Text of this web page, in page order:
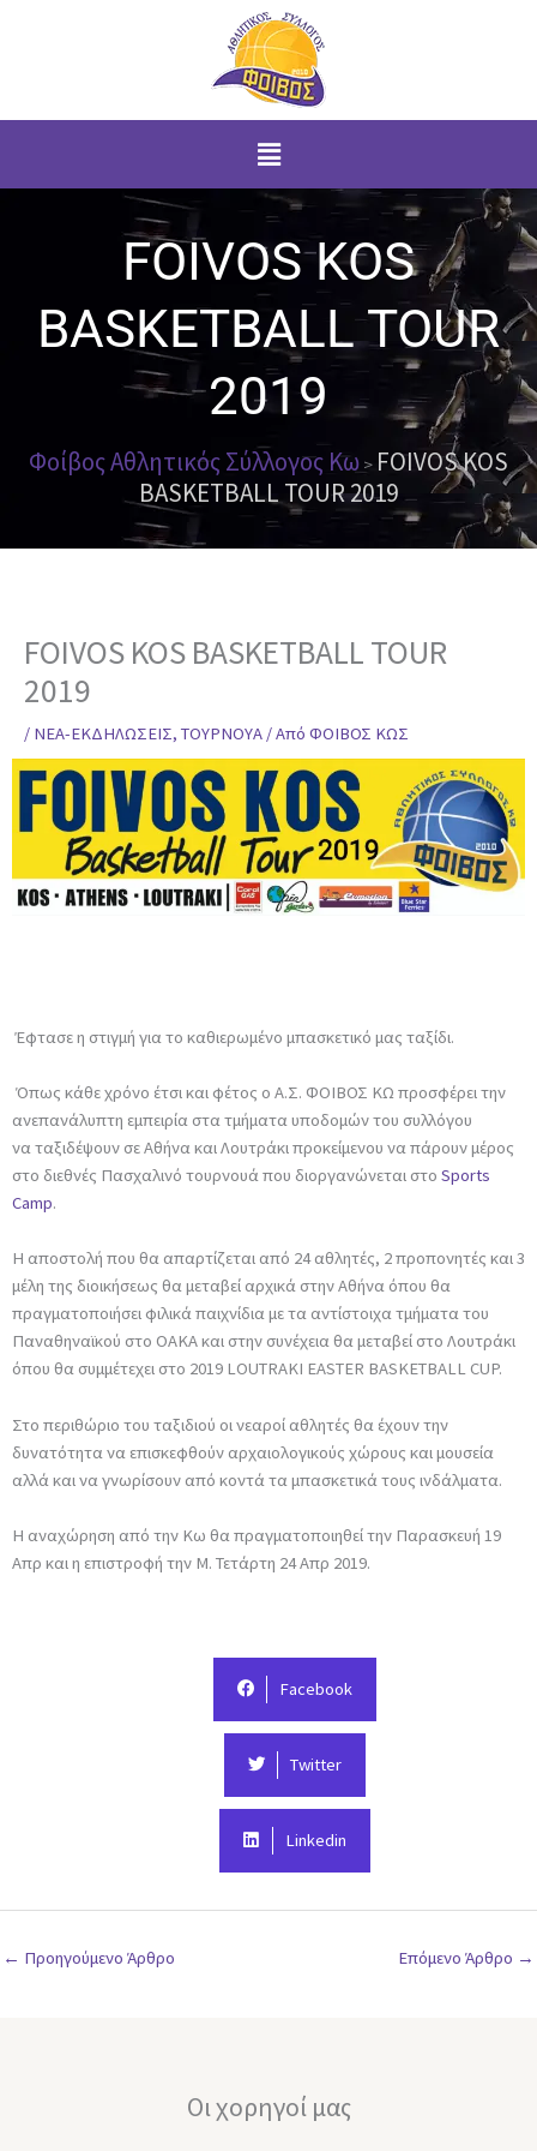
Menu
FOIVOS KOS
BASKETBALL TOUR
2019
Φοίβος Αθλητικός Σύλλογος Κω > FOIVOS KOS
BASKETBALL TOUR 2019
FOIVOS KOS BASKETBALL TOUR
2019
/ ΝΕΑ-ΕΚΔΗΛΩΣΕΙΣ, ΤΟΥΡΝΟΥΑ / Από ΦΟΙΒΟΣ ΚΩΣ
Έφτασε η στιγμή για το καθιερωμένο μπασκετικό μας ταξίδι.
Όπως κάθε χρόνο έτσι και φέτος ο Α.Σ. ΦΟΙΒΟΣ ΚΩ προσφέρει την
ανεπανάλυπτη εμπειρία στα τμήματα υποδομών του συλλόγου
να ταξιδέψουν σε Αθήνα και Λουτράκι προκείμενου να πάρουν μέρος
στο διεθνές Πασχαλινό τουρνουά που διοργανώνεται στο Sports
Camp.
Η αποστολή που θα απαρτίζεται από 24 αθλητές, 2 προπονητές και 3
μέλη της διοικήσεως θα μεταβεί αρχικά στην Αθήνα όπου θα
πραγματοποιήσει φιλικά παιχνίδια με τα αντίστοιχα τμήματα του
Παναθηναϊκού στο ΟΑΚΑ και στην συνέχεια θα μεταβεί στο Λουτράκι
όπου θα συμμέτεχει στο 2019 LOUTRAKI EASTER BASKETBALL CUP.
Στο περιθώριο του ταξιδιού οι νεαροί αθλητές θα έχουν την
δυνατότητα να επισκεφθούν αρχαιολογικούς χώρους και μουσεία
αλλά και να γνωρίσουν από κοντά τα μπασκετικά τους ινδάλματα.
Η αναχώρηση από την Κω θα πραγματοποιηθεί την Παρασκευή 19
Απρ και η επιστροφή την Μ. Τετάρτη 24 Απρ 2019.
Facebook
Twitter
Linkedin
← Προηγούμενο Άρθρο Επόμενο Άρθρο →
Οι χορηγοί μας